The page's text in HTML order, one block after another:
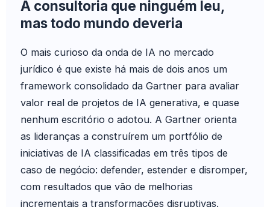
A consultoria que ninguém leu,
mas todo mundo deveria
O mais curioso da onda de IA no mercado
jurídico é que existe há mais de dois anos um
framework consolidado da Gartner para avaliar
valor real de projetos de IA generativa, e quase
nenhum escritório o adotou. A Gartner orienta
as lideranças a construírem um portfólio de
iniciativas de IA classificadas em três tipos de
caso de negócio: defender, estender e disromper,
com resultados que vão de melhorias
incrementais a transformações disruptivas.